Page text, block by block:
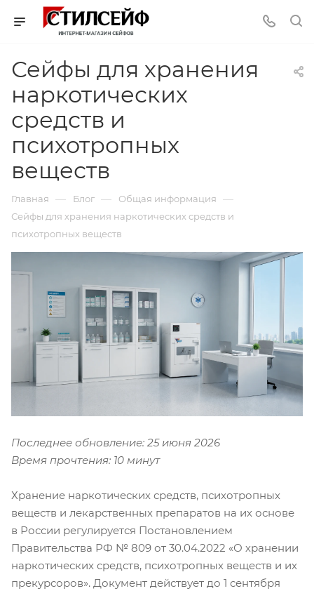
Сейфы для хранения
наркотических
средств и
психотропных
веществ
Главная — Блог — Общая информация —
Сейфы для хранения наркотических средств и
психотропных веществ
Последнее обновление: 25 июня 2026
Время прочтения: 10 минут
Хранение наркотических средств, психотропных
веществ и лекарственных препаратов на их основе
в России регулируется Постановлением
Правительства РФ № 809 от 30.04.2022 «О хранении
наркотических средств, психотропных веществ и их
прекурсоров». Документ действует до 1 сентября